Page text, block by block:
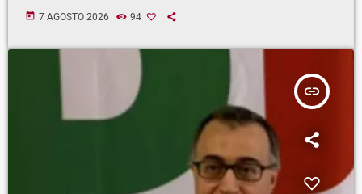
today 7 AGOSTO 2026 94
insert_link